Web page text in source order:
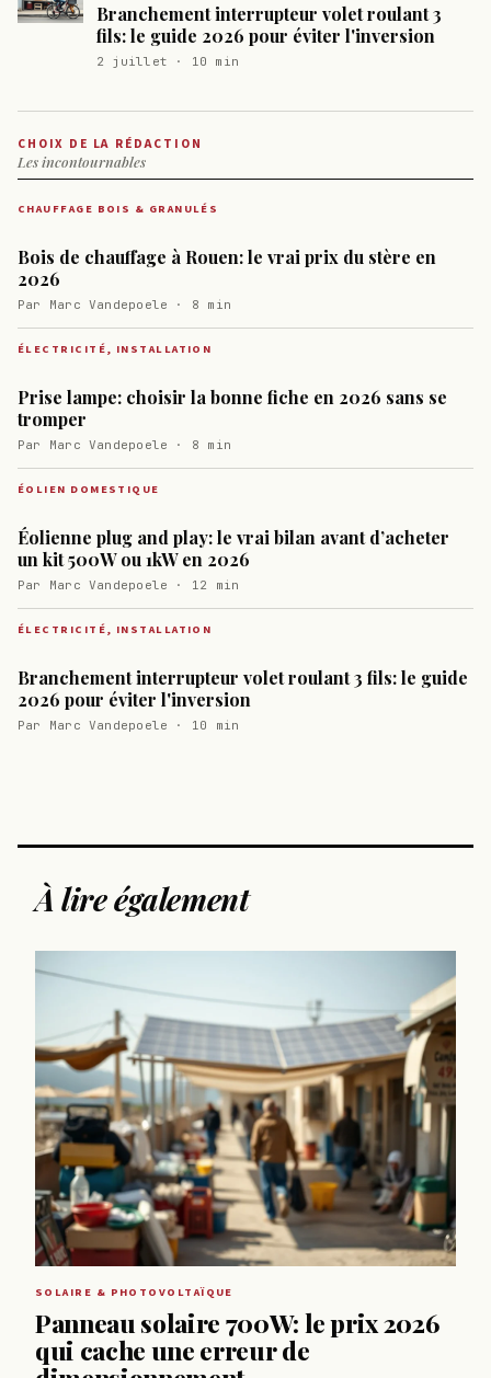
Branchement interrupteur volet roulant 3
fils: le guide 2026 pour éviter l'inversion
2 juillet · 10 min
CHOIX DE LA RÉDACTION
Les incontournables
CHAUFFAGE BOIS & GRANULÉS
Bois de chauffage à Rouen: le vrai prix du stère en
2026
Par Marc Vandepoele · 8 min
ÉLECTRICITÉ, INSTALLATION
Prise lampe: choisir la bonne fiche en 2026 sans se
tromper
Par Marc Vandepoele · 8 min
ÉOLIEN DOMESTIQUE
Éolienne plug and play: le vrai bilan avant d’acheter
un kit 500W ou 1kW en 2026
Par Marc Vandepoele · 12 min
ÉLECTRICITÉ, INSTALLATION
Branchement interrupteur volet roulant 3 fils: le guide
2026 pour éviter l'inversion
Par Marc Vandepoele · 10 min
À lire également
SOLAIRE & PHOTOVOLTAÏQUE
Panneau solaire 700W: le prix 2026
qui cache une erreur de